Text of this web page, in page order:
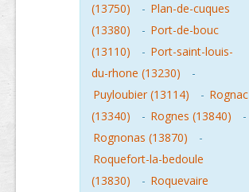
(13750)
- Plan-de-cuques
(13380)
- Port-de-bouc
(13110)
- Port-saint-louis-
du-rhone (13230)
-
Puyloubier (13114)
- Rognac
(13340)
- Rognes (13840)
-
Rognonas (13870)
-
Roquefort-la-bedoule
(13830)
- Roquevaire